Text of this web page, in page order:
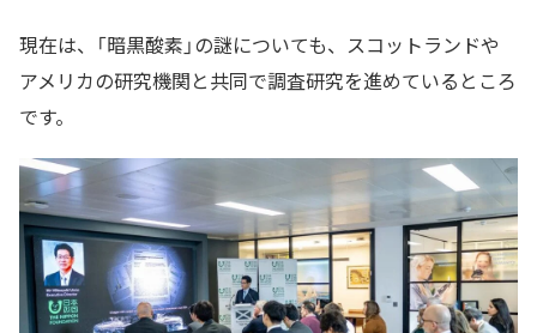
現在は、「暗黒酸素」の謎についても、スコットランドや
アメリカの研究機関と共同で調査研究を進めているところ
です。